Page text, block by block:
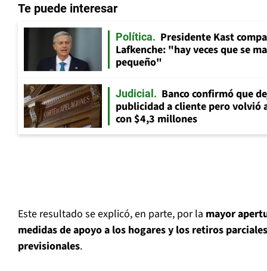
Te puede interesar
Política
Presidente Kast
Lafkenche: "hay veces que se
pequeño"
Judicial
Banco confirmó que
publicidad a cliente pero volvió
con $4,3 millones
Este resultado se explicó, en parte, por la mayor
medidas de apoyo a los hogares y los retiros
previsionales.